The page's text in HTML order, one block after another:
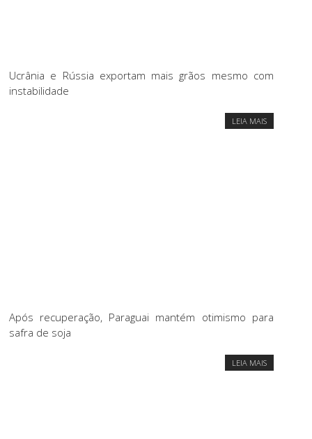
Ucrânia e Rússia exportam mais grãos mesmo com
instabilidade
LEIA MAIS
Após recuperação, Paraguai mantém otimismo para
safra de soja
LEIA MAIS